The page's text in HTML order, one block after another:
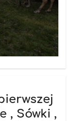
, Sówki ,